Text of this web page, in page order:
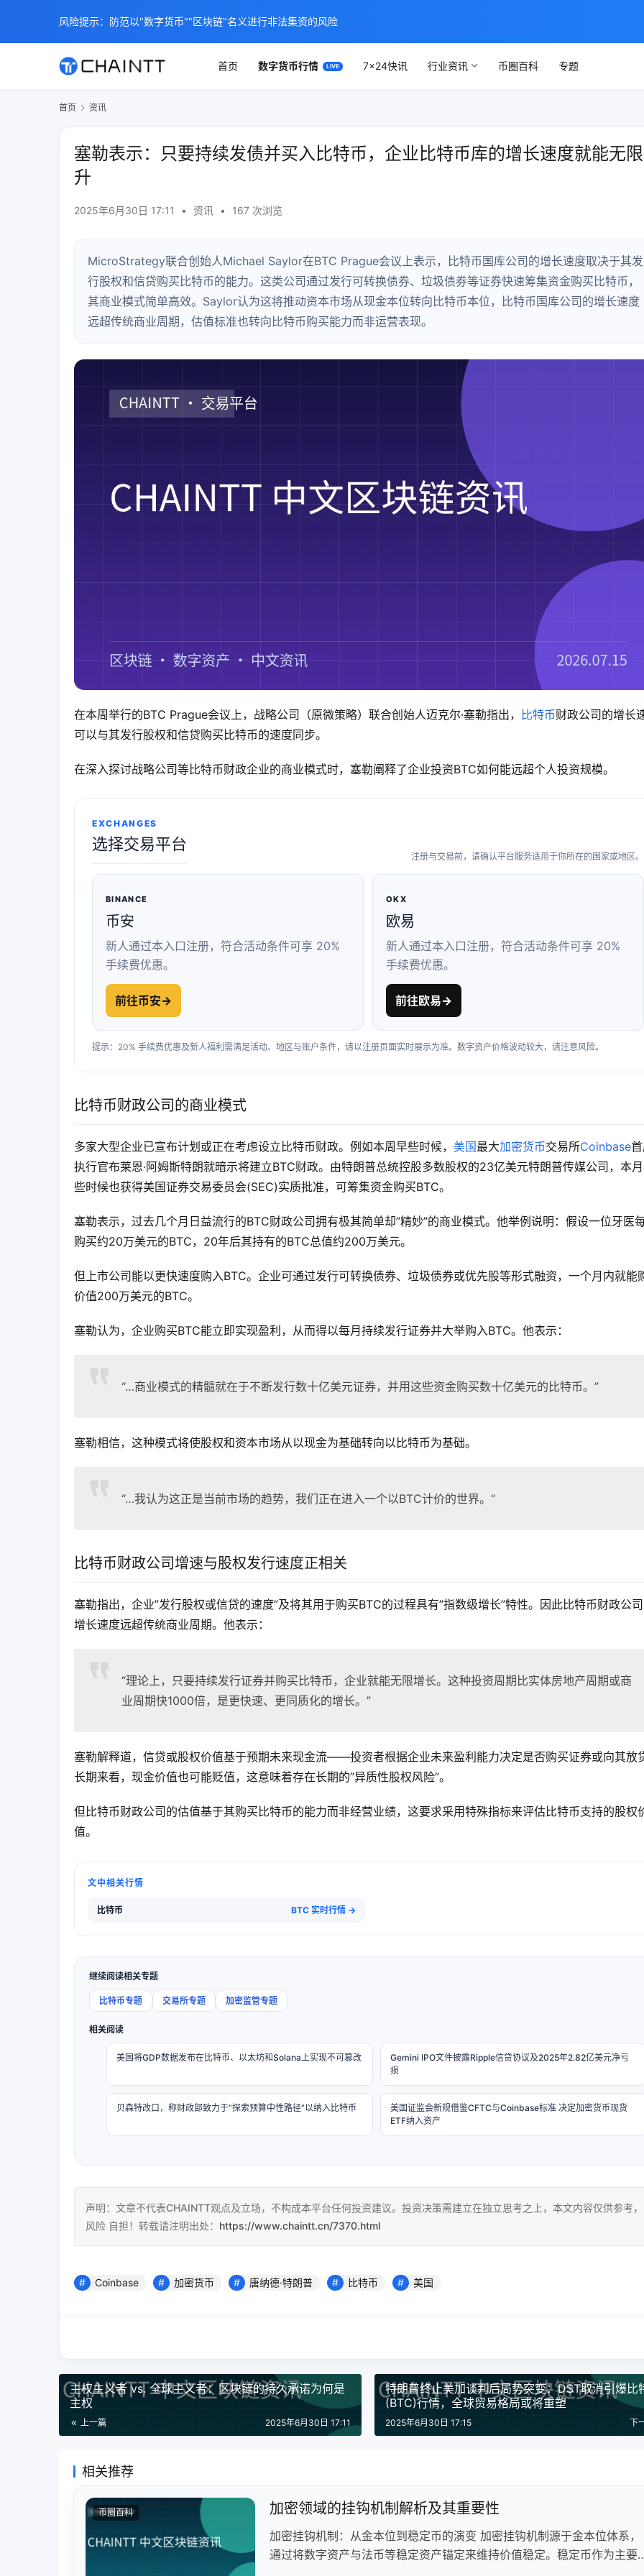
首页 数字货币行情 7×24快讯 行业资讯 币圈百科 专题
首页 资讯
塞勒表示：只要持续发债并买入比特币，企业比特币库的增长速度就能无
升
2025年6月30日 17:11 • 资讯 • 167 次浏览
MicroStrategy联合创始人Michael Saylor在BTC Prague会议上表示，比特币国库公司的增长速度取决于其发
行股权和信贷购买比特币的能力。这类公司通过发行可转换债券、垃圾债券等证券快速筹集资金购买比特币，
其商业模式简单高效。Saylor认为这将推动资本市场从现金本位转向比特币本位，比特币国库公司的增长速度
远超传统商业周期，估值标准也转向比特币购买能力而非运营表现。
在本周举行的BTC Prague会议上，战略公司（原微策略）联合创始人迈克尔·塞勒指出， 比特币财政公司的增长
可以与其发行股权和信贷购买比特币的速度同步。
在深入探讨战略公司等比特币财政企业的商业模式时，塞勒阐释了企业投资BTC如何能远超个人投资规模。
EXCHANGES
选择交易平台
注册与交易前，请确认平台服务适用于你所在的国家或地区。
BINANCE
币安
新人通过本入口注册，符合活动条件可享 20%
手续费优惠。
前往币安→
OKX
欧易
新人通过本入口注册，符合活动条件可享 20%
手续费优惠。
前往欧易→
提示：20% 手续费优惠及新人福利需满足活动、地区与账户条件，请以注册页面实时展示为准。数字资产价格波动较大，请注意风险。
比特币财政公司的商业模式
多家大型企业已宣布计划或正在考虑设立比特币财政。例如本周早些时候， 美国最大加密货币交易所Coinbase
执行官布莱恩·阿姆斯特朗就暗示将建立BTC财政。由特朗普总统控股多数股权的23亿美元特朗普传媒公司，本
些时候也获得美国证券交易委员会(SEC)实质批准，可筹集资金购买BTC。
塞勒表示，过去几个月日益流行的BTC财政公司拥有极其简单却”精妙”的商业模式。他举例说明：假设一位牙医
购买约20万美元的BTC，20年后其持有的BTC总值约200万美元。
但上市公司能以更快速度购入BTC。企业可通过发行可转换债券、垃圾债券或优先股等形式融资，一个月内就能
价值200万美元的BTC。
塞勒认为，企业购买BTC能立即实现盈利，从而得以每月持续发行证券并大举购入BTC。他表示：
“…商业模式的精髓就在于不断发行数十亿美元证券，并用这些资金购买数十亿美元的比特币。”
塞勒相信，这种模式将使股权和资本市场从以现金为基础转向以比特币为基础。
“…我认为这正是当前市场的趋势，我们正在进入一个以BTC计价的世界。”
比特币财政公司增速与股权发行速度正相关
塞勒指出，企业”发行股权或信贷的速度”及将其用于购买BTC的过程具有”指数级增长”特性。因此比特币财政公
增长速度远超传统商业周期。他表示：
“理论上，只要持续发行证券并购买比特币，企业就能无限增长。这种投资周期比实体房地产周期或商
业周期快1000倍，是更快速、更同质化的增长。”
塞勒解释道，信贷或股权价值基于预期未来现金流——投资者根据企业未来盈利能力决定是否购买证券或向其放
长期来看，现金价值也可能贬值，这意味着存在长期的”异质性股权风险”。
但比特币财政公司的估值基于其购买比特币的能力而非经营业绩，这要求采用特殊指标来评估比特币支持的股权
值。
文中相关行情
比特币 BTC 实时行情 →
继续阅读相关专题
比特币专题 交易所专题 加密监管专题
相关阅读
美国将GDP数据发布在比特币、以太坊和Solana上实现不可篡改
Gemini IPO文件披露Ripple信贷协议及2025年2.82亿美元净亏
损
贝森特改口，称财政部致力于”探索预算中性路径”以纳入比特币
美国证监会新规借鉴CFTC与Coinbase标准 决定加密货币现货
ETF纳入资产
声明：文章不代表CHAINTT观点及立场，不构成本平台任何投资建议。投资决策需建立在独立思考之上，本文内容仅供参考，
风险 自担！转载请注明出处： https://www.chaintt.cn/7370.html
Coinbase 加密货币 唐纳德·特朗普 比特币 美国
主权主义者 vs. 全球主义者：区块链的持久承诺为何是
主权
上一篇 2025年6月30日 17:11
特朗普终止美加谈判后局势突变：DST取消引爆比
(BTC)行情，全球贸易格局或将重塑
下
2025年6月30日 17:15
相关推荐
币圈百科 加密领域的挂钩机制解析及其重要性
加密挂钩机制：从金本位到稳定币的演变 加密挂钩机制源于金本位体系，
通过将数字资产与法币等稳定资产锚定来维持价值稳定。稳定币作为主要
风险提示：防范以"数字货币""区块链"名义进行非法集资的风险